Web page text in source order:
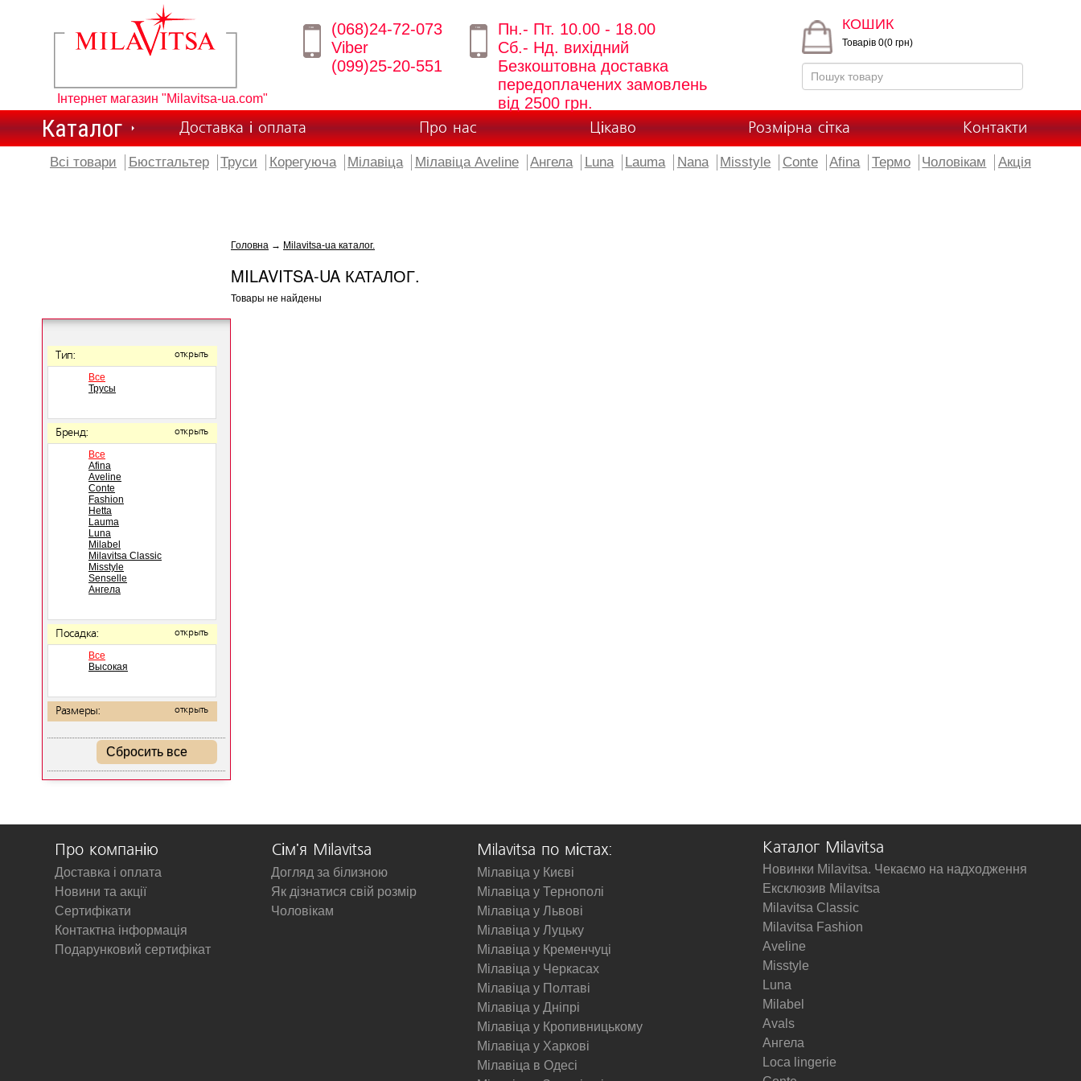
Інтернет магазин "Milavitsa-ua.com"
(068)24-72-073
Viber
(099)25-20-551
Пн.- Пт. 10.00 - 18.00
Сб.- Нд. вихідний
Безкоштовна доставка
передоплачених замовлень
від 2500 грн.
КОШИК
Товарів 0(0 грн)
Каталог Доставка і оплата Про нас Цікаво Розмірна сітка Контакти
Всі товари Бюстгальтер Труси Корегуюча Мілавіца Мілавіца Aveline Ангела Luna Lauma Nana Misstyle Conte Afina Термо Чоловікам Акція
Тип: открыть
Все
Трусы
Бренд: открыть
Все
Afina
Aveline
Conte
Fashion
Hetta
Lauma
Luna
Milabel
Milavitsa Classic
Misstyle
Senselle
Ангела
Посадка: открыть
Все
Высокая
Размеры: открыть
Сбросить все
Головна → Milavitsa-ua каталог.
MILAVITSA-UA КАТАЛОГ.
Товары не найдены
Про компанію
Доставка і оплата
Новини та акції
Сертифікати
Контактна інформація
Подарунковий сертифікат
Сім'я Milavitsa
Догляд за білизною
Як дізнатися свій розмір
Чоловікам
Milavitsa по містах:
Мілавіца у Києві
Мілавіца у Тернополі
Мілавіца у Львові
Мілавіца у Луцьку
Мілавіца у Кременчуці
Мілавіца у Черкасах
Мілавіца у Полтаві
Мілавіца у Дніпрі
Мілавіца у Кропивницькому
Мілавіца у Харкові
Мілавіца в Одесі
Каталог Milavitsa
Новинки Milavitsa. Чекаємо на надходження
Ексклюзив Milavitsa
Milavitsa Classic
Milavitsa Fashion
Aveline
Misstyle
Luna
Milabel
Avals
Ангела
Loca lingerie